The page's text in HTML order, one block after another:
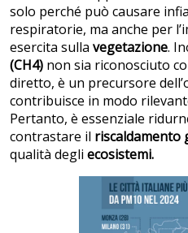
solo perché può causare
respiratorie, ma anche per
esercita sulla vegetazione.
(CH4) non sia riconosciuto
diretto, è un precursore
contribuisce in modo
Pertanto, è essenziale
contrastare il riscaldamento
qualità degli ecosistemi.